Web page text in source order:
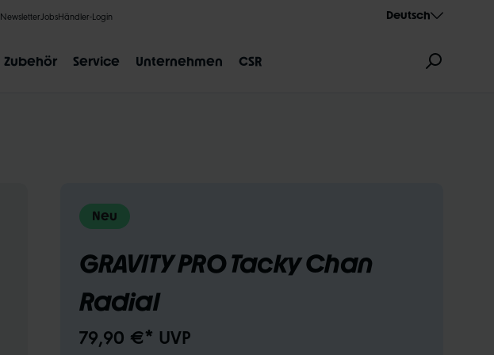
Newsletter JobsHändler-Login Deutsch
Zubehör Service Unternehmen CSR
Neu
GRAVITY PRO Tacky Chan
Radial
79,90 €* UVP